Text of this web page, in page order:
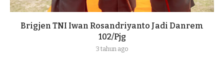
Brigjen TNI Iwan Rosandriyanto Jadi Danrem
102/Pjg
3 tahun ago